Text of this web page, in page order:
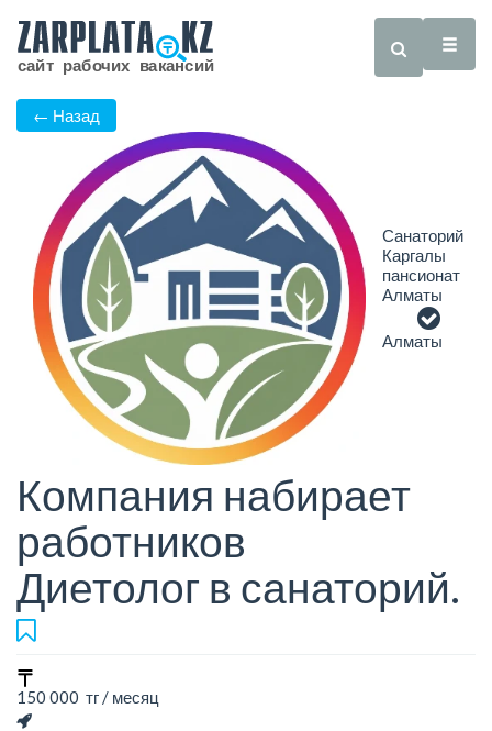
← Назад
Санаторий
Каргалы
пансионат
Алматы
Алматы
Компания набирает
работников
Диетолог в санаторий.
150 000 тг / месяц